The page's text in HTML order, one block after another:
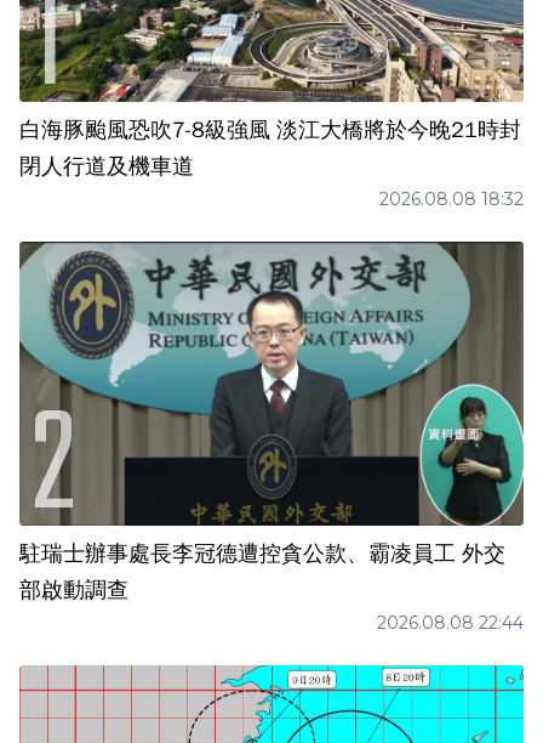
白海豚颱風恐吹7-8級強風 淡江大橋將於今晚21時封
閉人行道及機車道
2026.08.08 18:32
駐瑞士辦事處長李冠德遭控貪公款、霸凌員工 外交
部啟動調查
2026.08.08 22:44